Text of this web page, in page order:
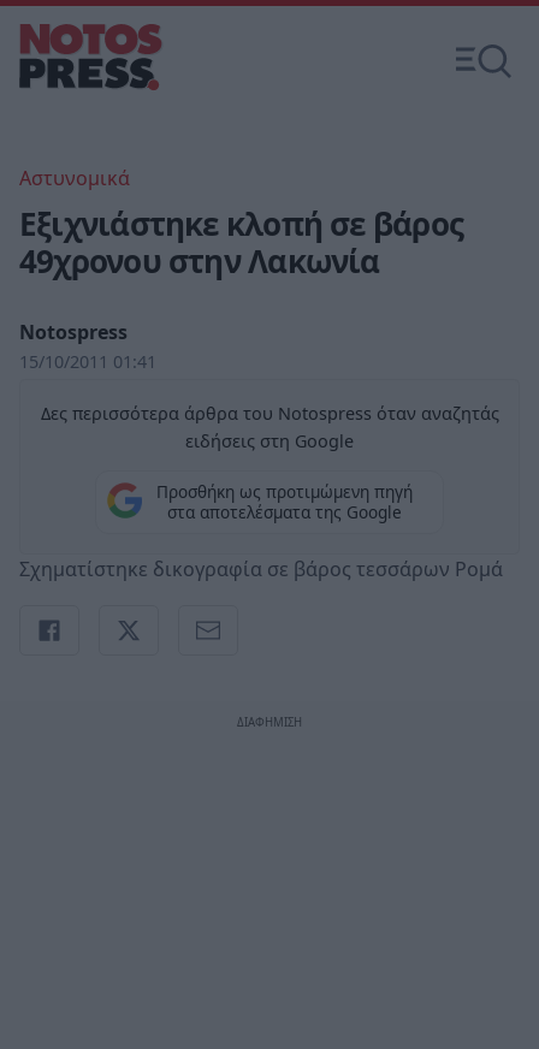
Αστυνομικά
Εξιχνιάστηκε κλοπή σε βάρος
49χρονου στην Λακωνία
Notospress
15/10/2011 01:41
Δες περισσότερα άρθρα του Notospress όταν αναζητάς
ειδήσεις στη Google
Προσθήκη ως προτιμώμενη πηγή
στα αποτελέσματα της Google
Σχηματίστηκε δικογραφία σε βάρος τεσσάρων Ρομά